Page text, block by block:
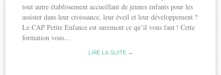
tout autre établissement accueillant de jeunes enfants pour les
assister dans leur croissance, leur éveil et leur développement ?
Le CAP Petite Enfance est surement ce qu’il vous faut ! Cette
formation vous...
LIRE LA SUITE →